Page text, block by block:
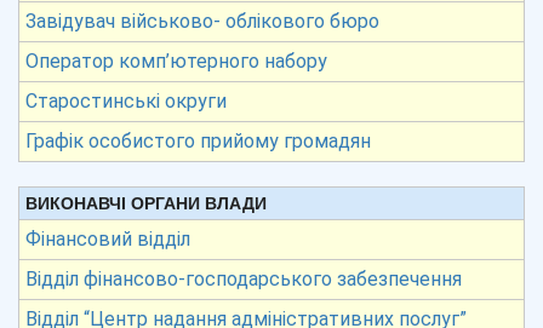
Завідувач військово- облікового бюро
Оператор комп’ютерного набору
Старостинські округи
Графік особистого прийому громадян
ВИКОНАВЧІ ОРГАНИ ВЛАДИ
Фінансовий відділ
Відділ фінансово-господарського забезпечення
Відділ “Центр надання адміністративних послуг”